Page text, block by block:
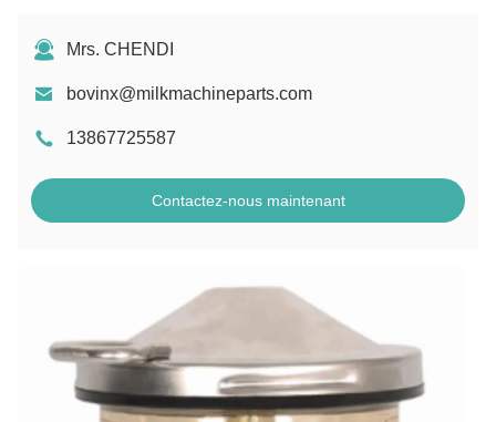
Mrs. CHENDI
bovinx@milkmachineparts.com
13867725587
Contactez-nous maintenant